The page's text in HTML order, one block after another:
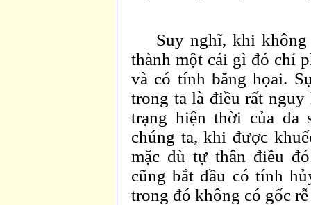
Suy nghĩ, khi
thành một cái gì đó chỉ
và có tính băng họai.
trong ta là điều rất
trạng hiện thời của đa
chúng ta, khi được
mặc dù tự thân điều
cũng bắt đầu có tính
trong đó không có gốc